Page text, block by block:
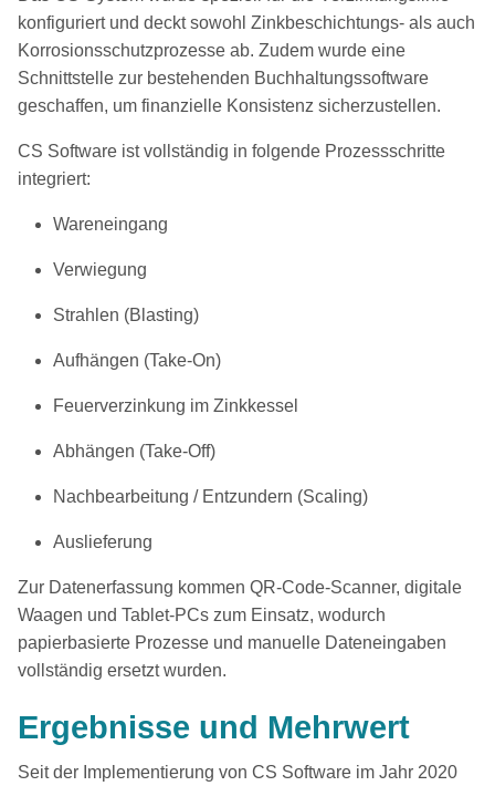
konfiguriert und deckt sowohl Zinkbeschichtungs- als auch
Korrosionsschutzprozesse ab. Zudem wurde eine
Schnittstelle zur bestehenden Buchhaltungssoftware
geschaffen, um finanzielle Konsistenz sicherzustellen.
CS Software ist vollständig in folgende Prozessschritte
integriert:
Wareneingang
Verwiegung
Strahlen (Blasting)
Aufhängen (Take-On)
Feuerverzinkung im Zinkkessel
Abhängen (Take-Off)
Nachbearbeitung / Entzundern (Scaling)
Auslieferung
Zur Datenerfassung kommen QR-Code-Scanner, digitale
Waagen und Tablet-PCs zum Einsatz, wodurch
papierbasierte Prozesse und manuelle Dateneingaben
vollständig ersetzt wurden.
Ergebnisse und Mehrwert
Seit der Implementierung von CS Software im Jahr 2020